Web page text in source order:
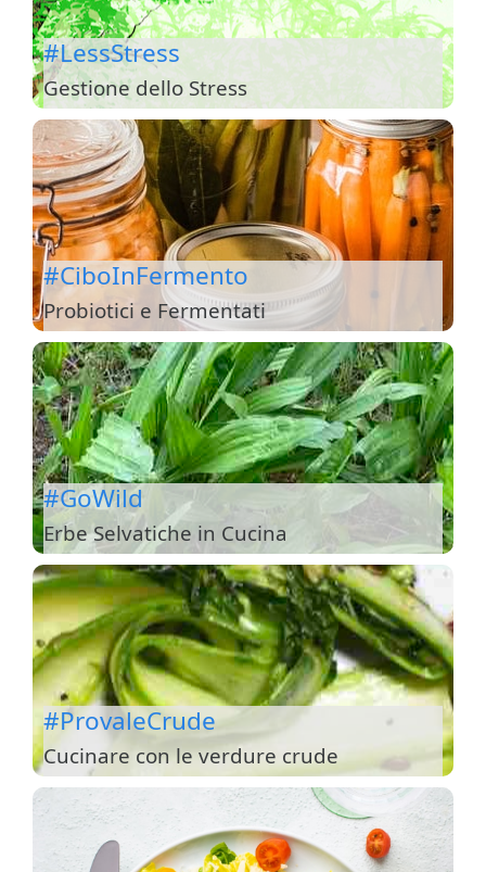
#LessStress
Gestione dello Stress
#CiboInFermento
Probiotici e Fermentati
#GoWild
Erbe Selvatiche in Cucina
#ProvaleCrude
Cucinare con le verdure crude